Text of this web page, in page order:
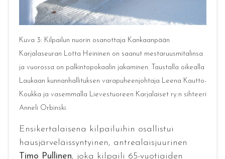
Kuva 3: Kilpailun nuorin osanottaja Kankaanpään
Karjalaseuran Lotta Heininen on saanut mestaruusmitalinsa
ja vuorossa on palkintopokaalin jakaminen. Taustalla oikealla
Laukaan kunnanhallituksen varapuheenjohtaja Leena Kautto-
Koukka ja vasemmalla Lievestuoreen Karjalaiset ry:n sihteeri
Anneli Orbinski.
Ensikertalaisena kilpailuihin osallistui
hausjärveläissyntyinen, antrealaisjuurinen
Timo Pullinen, joka kilpaili 65-vuotiaiden